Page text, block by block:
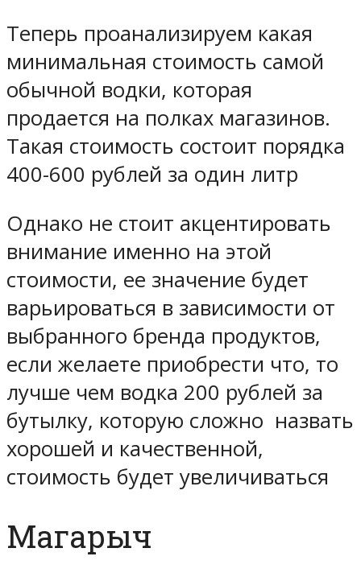
Теперь проанализируем какая
минимальная стоимость самой
обычной водки, которая
продается на полках магазинов.
Такая стоимость состоит порядка
400-600 рублей за один литр
Однако не стоит акцентировать
внимание именно на этой
стоимости, ее значение будет
варьироваться в зависимости от
выбранного бренда продуктов,
если желаете приобрести что, то
лучше чем водка 200 рублей за
бутылку, которую сложно назвать
хорошей и качественной,
стоимость будет увеличиваться
Магарыч